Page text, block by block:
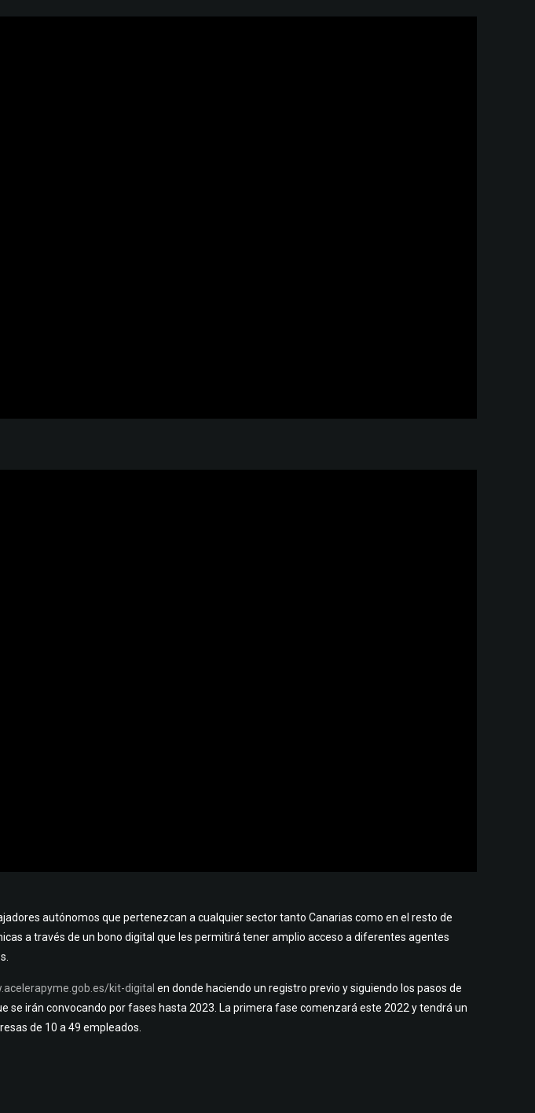
autónomos que pertenezcan a cualquier sector tanto Canarias como en el resto de
a través de un bono digital que les permitirá tener amplio acceso a diferentes agentes
kit-digital en donde haciendo un registro previo y siguiendo los pasos de
se irán convocando por fases hasta 2023. La primera fase comenzará este 2022 y tendrá un
de 10 a 49 empleados.